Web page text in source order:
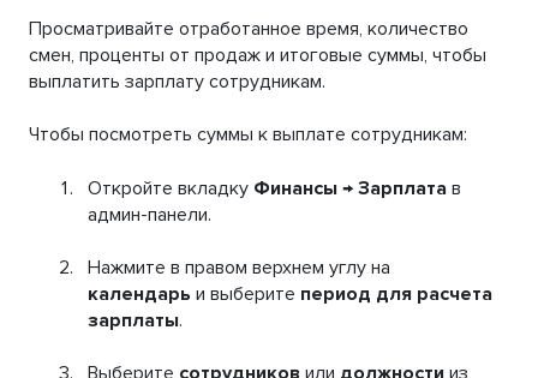
Просматривайте отработанное время, количество
смен, проценты от продаж и итоговые суммы, чтобы
выплатить зарплату сотрудникам.
Чтобы посмотреть суммы к выплате сотрудникам:
Откройте вкладку Финансы → Зарплата в
админ-панели.
Нажмите в правом верхнем углу на
календарь и выберите период для расчета
зарплаты.